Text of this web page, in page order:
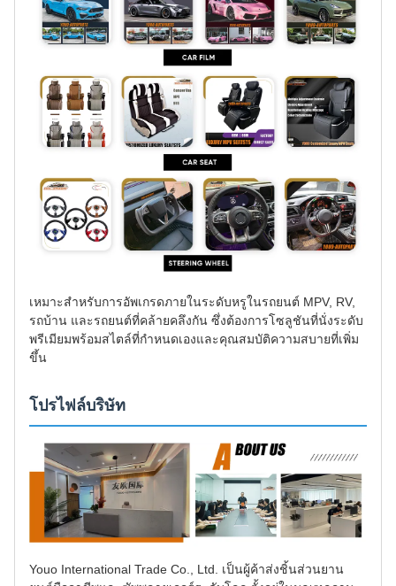
เหมาะสำหรับการอัพเกรดภายในระดับหรูในรถยนต์ MPV, RV,
รถบ้าน และรถยนต์ที่คล้ายคลึงกัน ซึ่งต้องการโซลูชันที่นั่งระดับ
พรีเมียมพร้อมสไตล์ที่กำหนดเองและคุณสมบัติความสบายที่เพิ่ม
ขึ้น
โปรไฟล์บริษัท
Youo International Trade Co., Ltd. เป็นผู้ค้าส่งชิ้นส่วนยาน